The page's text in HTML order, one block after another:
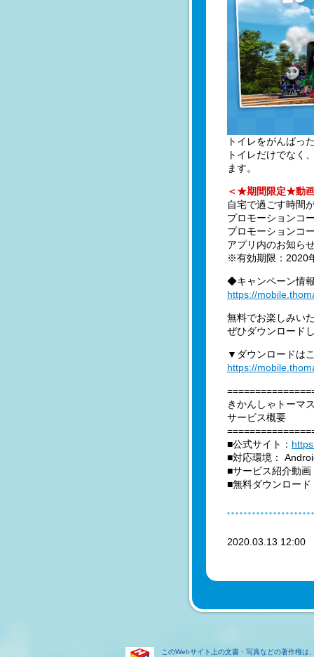
トイレをがんばっ
トイレだけでなく
ます。
＜★期間限定★動
自宅で過ごす時間
プロモーションコ
プロモーションコ
アプリ内のお知ら
※有効期限：2020
◆キャンペーン情
https://
無料でお楽しみい
ぜひダウンロード
▼ダウンロードは
https://
きかんしゃトーマ
サービス概要
■公式サイト：
■対応環境：
■サービス紹介動画
■無料ダウンロー
2020.03.13
このWebサイト上の文書・写真などの著作権は